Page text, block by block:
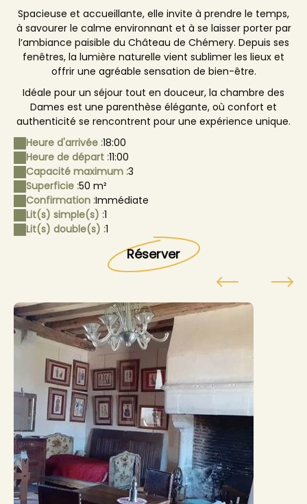
Spacieuse et accueillante, elle invite à prendre le temps,
à savourer le calme environnant et à se laisser porter par
l’ambiance paisible du Château de Chémery. Depuis ses
fenêtres, la lumière naturelle vient sublimer les lieux et
offrir une agréable sensation de bien-être.
Idéale pour un séjour tout en douceur, la chambre des
Dames est une parenthèse élégante, où confort et
authenticité se rencontrent pour une expérience unique.
Heure d'arrivée :18:00
Heure de départ :11:00
Capacité maximum :3
Superficie :50 m²
Confirmation :Immédiate
Lit(s) simple(s) :1
Lit(s) double(s) :1
Réserver